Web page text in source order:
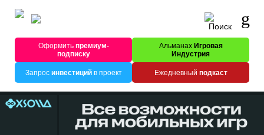
Оформитьпремиум-
подписку
Альманах Игровая
Индустрия
Запрос инвестицийв проект Ежедневный подкаст